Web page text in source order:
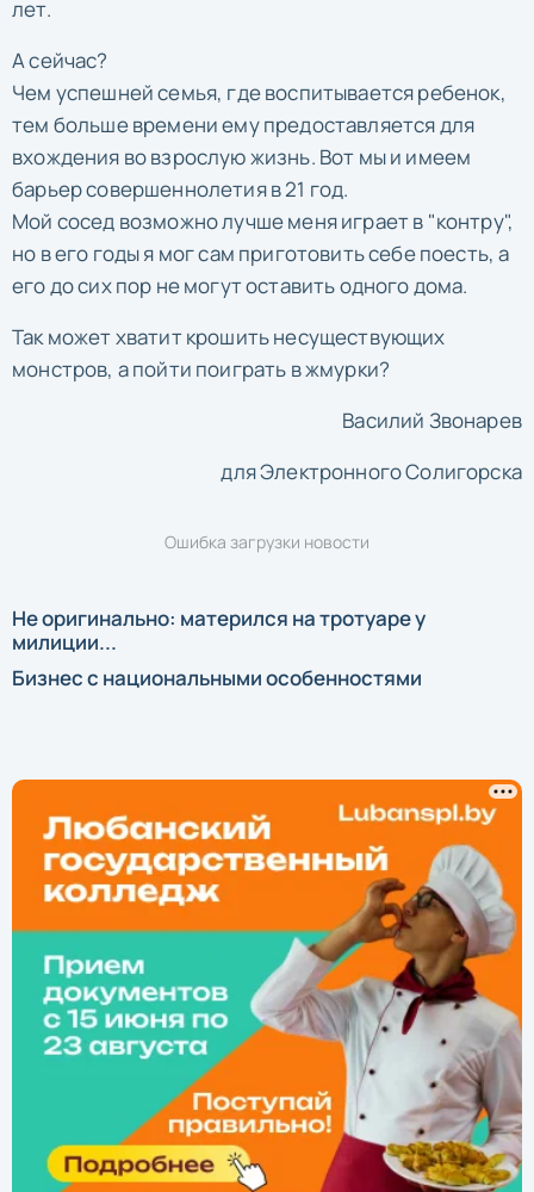
лет.
А сейчас?
Чем успешней семья, где воспитывается ребенок,
тем больше времени ему предоставляется для
вхождения во взрослую жизнь. Вот мы и имеем
барьер совершеннолетия в 21 год.
Мой сосед возможно лучше меня играет в "контру",
но в его годы я мог сам приготовить себе поесть, а
его до сих пор не могут оставить одного дома.
Так может хватит крошить несуществующих
монстров, а пойти поиграть в жмурки?
Василий Звонарев
для Электронного Солигорска
Ошибка загрузки новости
Не оригинально: матерился на тротуаре у
милиции...
Бизнес с национальными особенностями